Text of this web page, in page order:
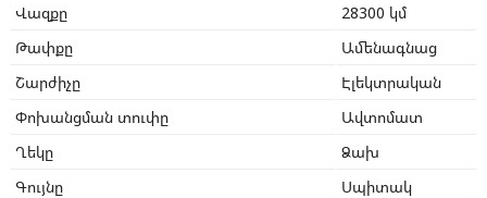
Վազքը
28300 կմ
Թափքը
Ամենագնաց
Շարժիչը
Էլեկտրական
Փոխանցման տուփը
Ավտոմատ
Ղեկը
Ձախ
Գույնը
Սպիտակ